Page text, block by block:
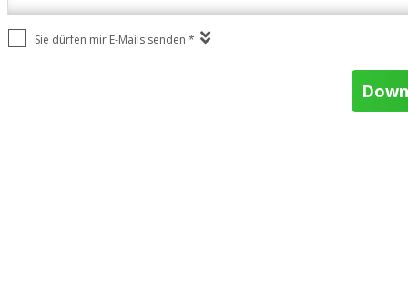
Sie dürfen mir E-Mails senden *